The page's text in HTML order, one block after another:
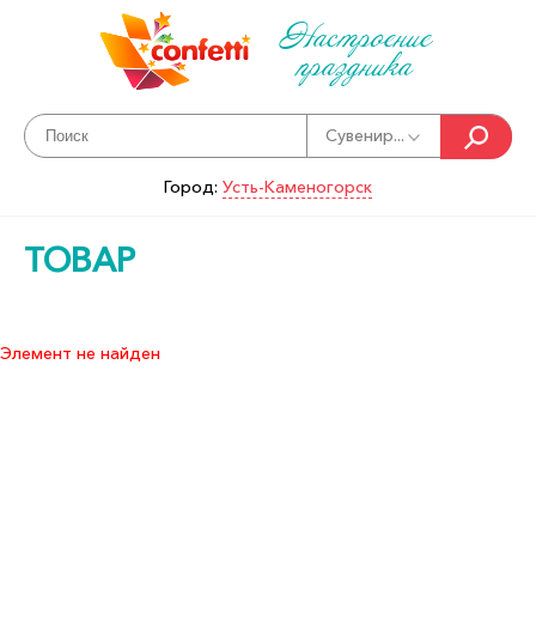
Настроение
праздника
Сувенир...
Город: Усть-Каменогорск
ТОВАР
Элемент не найден